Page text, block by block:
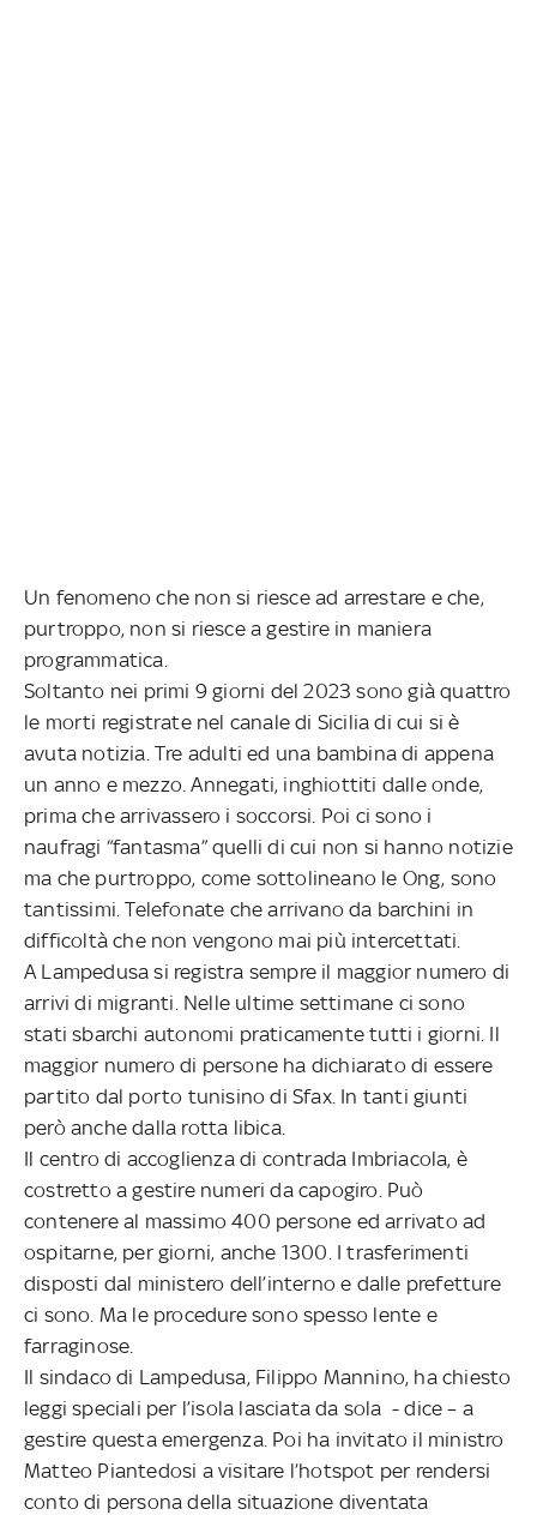
Un fenomeno che non si riesce ad arrestare e che,
purtroppo, non si riesce a gestire in maniera
programmatica.
Soltanto nei primi 9 giorni del 2023 sono già quattro
le morti registrate nel canale di Sicilia di cui si è
avuta notizia. Tre adulti ed una bambina di appena
un anno e mezzo. Annegati, inghiottiti dalle onde,
prima che arrivassero i soccorsi. Poi ci sono i
naufragi “fantasma” quelli di cui non si hanno notizie
ma che purtroppo, come sottolineano le Ong, sono
tantissimi. Telefonate che arrivano da barchini in
difficoltà che non vengono mai più intercettati.
A Lampedusa si registra sempre il maggior numero di
arrivi di migranti. Nelle ultime settimane ci sono
stati sbarchi autonomi praticamente tutti i giorni. Il
maggior numero di persone ha dichiarato di essere
partito dal porto tunisino di Sfax. In tanti giunti
però anche dalla rotta libica.
Il centro di accoglienza di contrada Imbriacola, è
costretto a gestire numeri da capogiro. Può
contenere al massimo 400 persone ed arrivato ad
ospitarne, per giorni, anche 1300. I trasferimenti
disposti dal ministero dell’interno e dalle prefetture
ci sono. Ma le procedure sono spesso lente e
farraginose.
Il sindaco di Lampedusa, Filippo Mannino, ha chiesto
leggi speciali per l’isola lasciata da sola - dice – a
gestire questa emergenza. Poi ha invitato il ministro
Matteo Piantedosi a visitare l’hotspot per rendersi
conto di persona della situazione diventata